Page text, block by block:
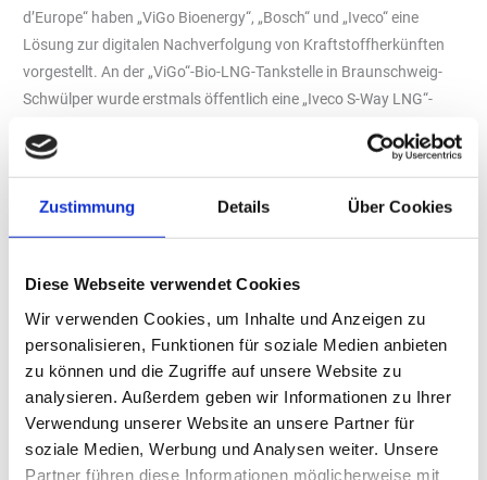
Zustimmung Details Über Cookies
Diese Webseite verwendet Cookies
Wir verwenden Cookies, um Inhalte und Anzeigen zu
personalisieren, Funktionen für soziale Medien anbieten
zu können und die Zugriffe auf unsere Website zu
analysieren. Außerdem geben wir Informationen zu Ihrer
Verwendung unserer Website an unsere Partner für
soziale Medien, Werbung und Analysen weiter. Unsere
Partner führen diese Informationen möglicherweise mit
d’Europe“ haben „ViGo Bioenergy“, „Bosch“ und „Iveco“ eine
Lösung zur digitalen Nachverfolgung von Kraftstoffherkünften
vorgestellt. An der „ViGo“-Bio-LNG-Tankstelle in Braunschweig-
Schwülper wurde erstmals öffentlich eine „Iveco S-Way LNG“-
die mit Bio-LNG aus ukrainischer Produktion beliefert wurde.
Dokumentation der Kraftstoffherkunft und soll eine klare
Unterscheidung zwischen fossilem LNG und erneuerbarem Bio-
CO₂-Flottenziele für schwere Nutzfahrzeuge ab 2030 an
Bedeutung. Der digitale Herkunftsnachweis soll Bio-LNG als
emissionsarme Alternative dokumentierbar machen.
„ViGo Bioenergy“ produziert nach eigenen Angaben Bio-LNG
sowohl in der Ukraine als auch an mehreren europäischen
Reduzierung von Abhängigkeiten von internationalen